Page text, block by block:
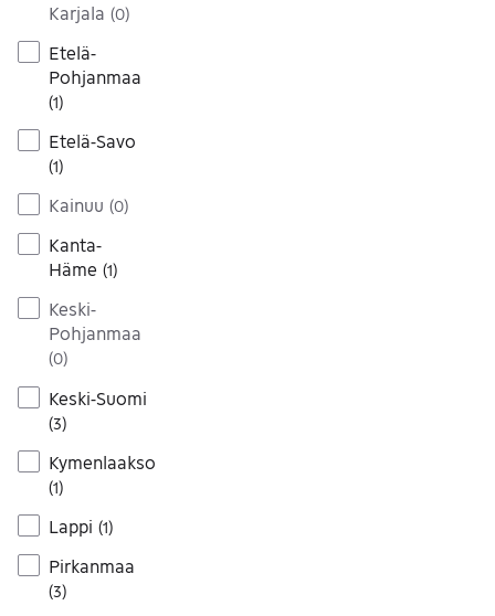
Karjala (0)
Etelä-
Pohjanmaa
(1)
Etelä-Savo
(1)
Kainuu (0)
Kanta-
Häme (1)
Keski-
Pohjanmaa
(0)
Keski-Suomi
(3)
Kymenlaakso
(1)
Lappi (1)
Pirkanmaa
(3)